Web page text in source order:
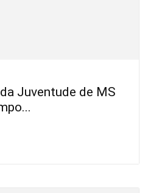
Juventude de MS